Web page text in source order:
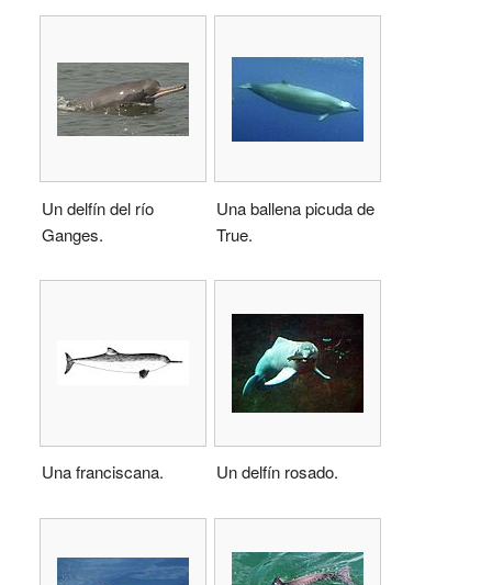
Un delfín del río
Ganges.
Una ballena picuda de
True.
Una franciscana. Un delfín rosado.